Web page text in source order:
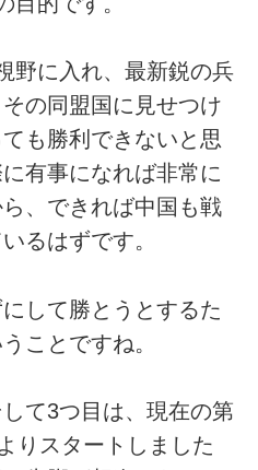
野に入れ、最新鋭の兵
の同盟国に見せつけ
も勝利できないと思
有事になれば非常に
、できれば中国も戦
るはずです。
して勝とうとするた
ことですね。
て3つ目は、現在の第
りスタートしました